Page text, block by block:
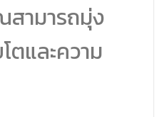
สามารถมุ่ง
ตและความ